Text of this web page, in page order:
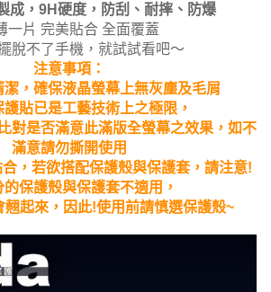
成，9H硬度，防刮、耐摔、防爆
一片 完美貼合 全面覆蓋
脫不了手機，就試試看吧～
注意事項：
，確保液晶螢幕上無灰塵及毛屑
護貼已是工藝技術上之極限，
對是否滿意此滿版全螢幕之效果，如不
滿意請勿撕開使用
，若欲搭配保護殼與保護套，請注意!
的保護殼與保護套不適用，
翹起來，因此!使用前請慎選保護殼~